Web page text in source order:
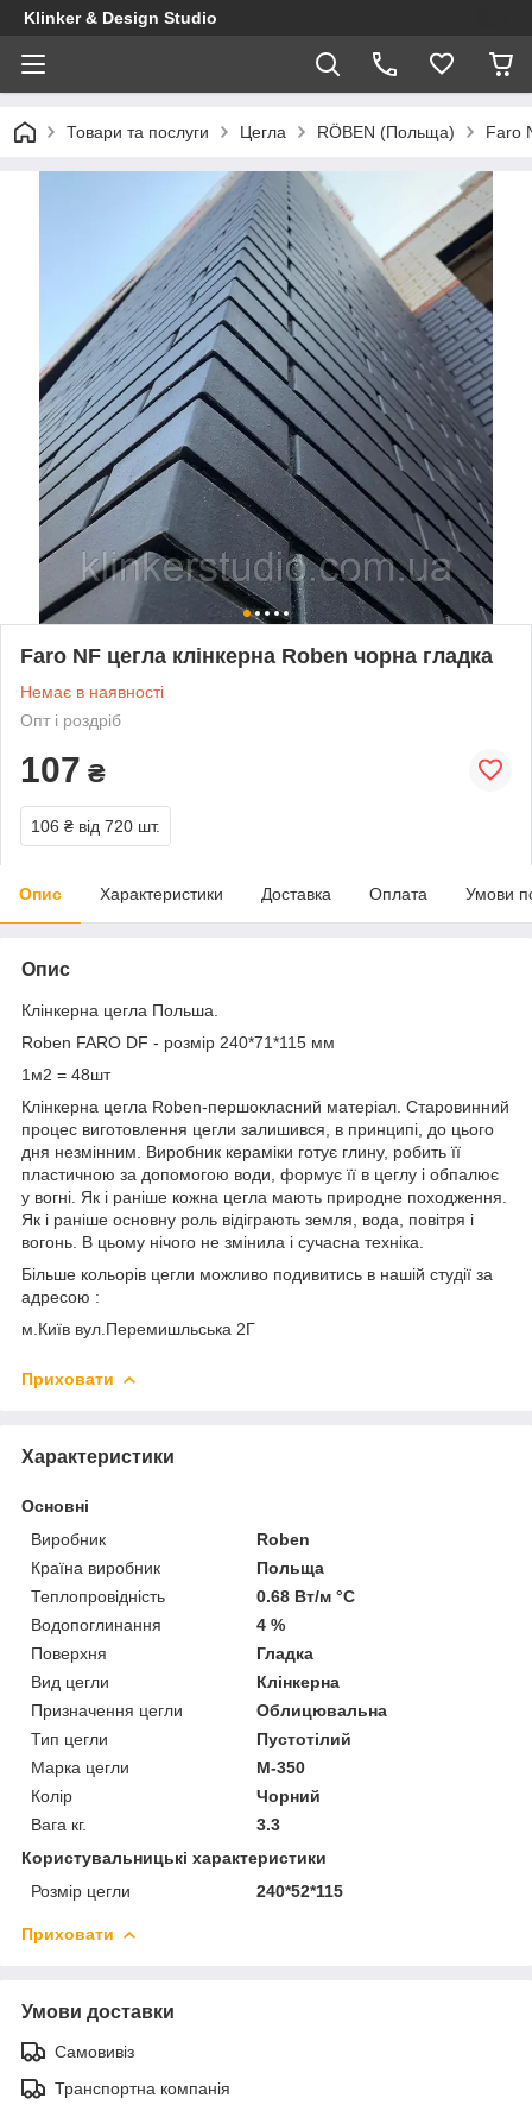
Klinker & Design Studio
Товари та послуги Цегла RÖBEN (Польща) Faro
Faro NF цегла клінкерна Roben чорна гладка
Немає в наявності
Опт і роздріб
107 ₴
106 ₴ від 720 шт.
Опис Характеристики Доставка Оплата Умови
Опис
Клінкерна цегла Польша.
Roben FARO DF - розмір 240*71*115 мм
1м2 = 48шт
Клінкерна цегла Roben-першокласний матеріал. Старовинний
процес виготовлення цегли залишився, в принципі, до цього
дня незмінним. Виробник кераміки готує глину, робить її
пластичною за допомогою води, формує її в цеглу і обпалює
у вогні. Як і раніше кожна цегла мають природне походження.
Як і раніше основну роль відіграють земля, вода, повітря і
вогонь. В цьому нічого не змінила і сучасна техніка.
Більше кольорів цегли можливо подивитись в нашій студії за
адресою :
м.Київ вул.Перемишльська 2Г
Приховати
Характеристики
Основні
Виробник
Roben
Країна виробник
Польща
Теплопровідність
0.68 Вт/м °С
Водопоглинання
4 %
Поверхня
Гладка
Вид цегли
Клінкерна
Призначення цегли
Облицювальна
Тип цегли
Пустотілий
Марка цегли
М-350
Колір
Чорний
Вага кг.
3.3
Користувальницькі характеристики
Розмір цегли
240*52*115
Приховати
Умови доставки
Самовивіз
Транспортна компанія